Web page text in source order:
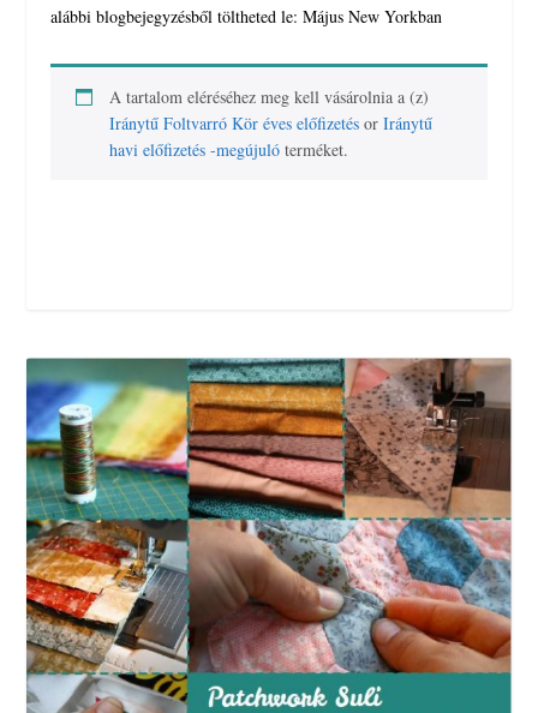
alábbi blogbejegyzésből töltheted le: Május New Yorkban
A tartalom eléréséhez meg kell vásárolnia a (z)
Iránytű Foltvarró Kör éves előfizetés orIránytű
havi előfizetés -megújuló terméket.